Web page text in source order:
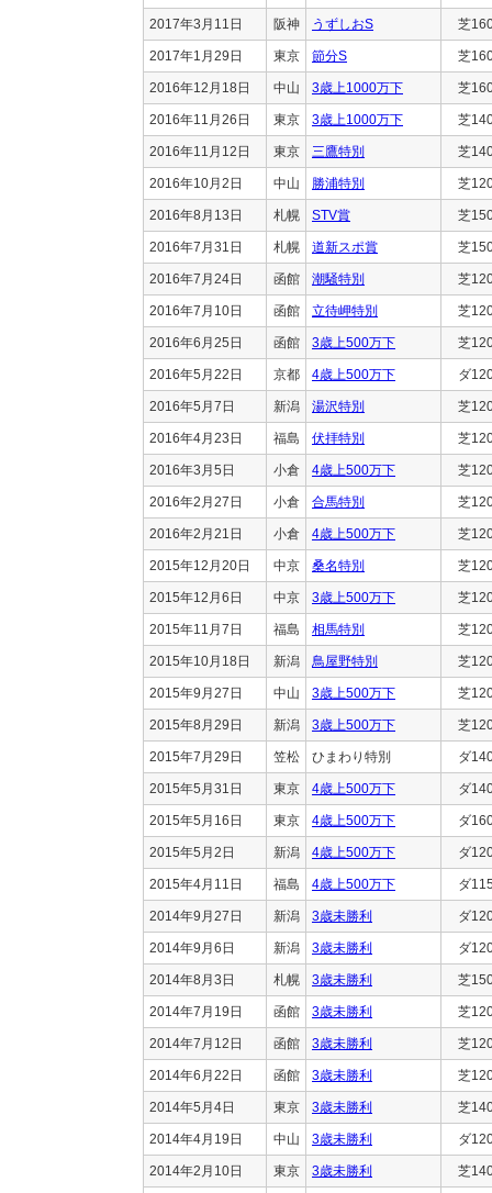
2017年3月11日 阪神 うずしおS 芝
2017年1月29日 東京 節分S 芝
2016年12月18日 中山 3歳上1000万下 芝
2016年11月26日 東京 3歳上1000万下 芝
2016年11月12日 東京 三鷹特別 芝
2016年10月2日 中山 勝浦特別 芝
2016年8月13日 札幌 STV賞 芝
2016年7月31日 札幌 道新スポ賞 芝
2016年7月24日 函館 潮騒特別 芝
2016年7月10日 函館 立待岬特別 芝
2016年6月25日 函館 3歳上500万下 芝
2016年5月22日 京都 4歳上500万下 ダ
2016年5月7日 新潟 湯沢特別 芝
2016年4月23日 福島 伏拝特別 芝
2016年3月5日 小倉 4歳上500万下 芝
2016年2月27日 小倉 合馬特別 芝
2016年2月21日 小倉 4歳上500万下 芝
2015年12月20日 中京 桑名特別 芝
2015年12月6日 中京 3歳上500万下 芝
2015年11月7日 福島 相馬特別 芝
2015年10月18日 新潟 鳥屋野特別 芝
2015年9月27日 中山 3歳上500万下 芝
2015年8月29日 新潟 3歳上500万下 芝
2015年7月29日 笠松 ひまわり特別 ダ
2015年5月31日 東京 4歳上500万下 ダ
2015年5月16日 東京 4歳上500万下 ダ
2015年5月2日 新潟 4歳上500万下 ダ
2015年4月11日 福島 4歳上500万下 ダ
2014年9月27日 新潟 3歳未勝利 ダ
2014年9月6日 新潟 3歳未勝利 ダ
2014年8月3日 札幌 3歳未勝利 芝
2014年7月19日 函館 3歳未勝利 芝
2014年7月12日 函館 3歳未勝利 芝
2014年6月22日 函館 3歳未勝利 芝
2014年5月4日 東京 3歳未勝利 芝
2014年4月19日 中山 3歳未勝利 ダ
2014年2月10日 東京 3歳未勝利 芝